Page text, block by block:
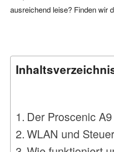
ausreichend leise? Finden wir
Der Proscenic
WLAN und